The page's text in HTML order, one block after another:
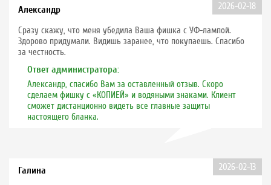
Александр 2026-02-18
Сразу скажу, что меня убедила Ваша фишка с УФ-лампой.
Здорово придумали. Видишь заранее, что покупаешь. Спасибо
за честность.
Ответ администратора:
Александр, спасибо Вам за оставленный отзыв. Скоро
сделаем фишку с «КОПИЕЙ» и водяными знаками. Клиент
сможет дистанционно видеть все главные защиты
настоящего бланка.
Галина 2026-02-13